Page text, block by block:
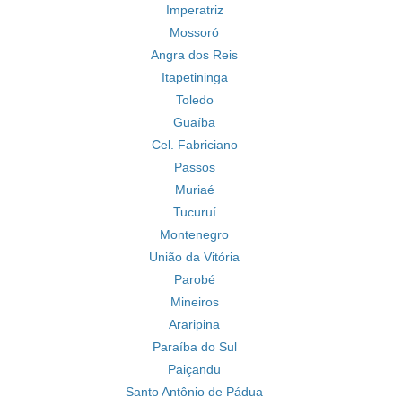
Imperatriz
Mossoró
Angra dos Reis
Itapetininga
Toledo
Guaíba
Cel. Fabriciano
Passos
Muriaé
Tucuruí
Montenegro
União da Vitória
Parobé
Mineiros
Araripina
Paraíba do Sul
Paiçandu
Santo Antônio de Pádua